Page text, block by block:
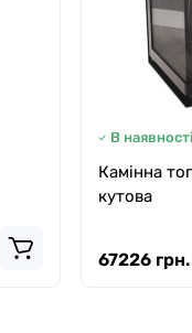
В наявності
Камінна
кутова
67226 грн.